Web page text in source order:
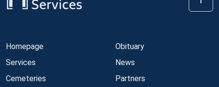
Homepage
Services
Cemeteries
Obituary
News
Partners